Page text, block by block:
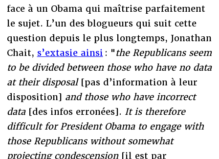
face à un Obama qui maîtrise parfaitement
le sujet. L’un des blogueurs qui suit cette
question depuis le plus longtemps, Jonathan
Chait, s’extasie ainsi : "the Republicans seem
to be divided between those who have no data
at their disposal [pas d’information à leur
disposition] and those who have incorrect
data [des infos erronées]. It is therefore
difficult for President Obama to engage with
those Republicans without somewhat
projecting condescension[il est par